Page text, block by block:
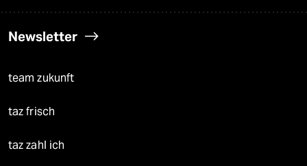
Newsletter
team zukunft
taz frisch
taz zahl ich